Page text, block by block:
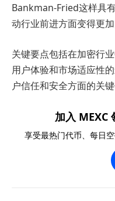
Bankman-Fried这样具
动行业前进方面变得更加
关键要点包括在加密行
用户体验和市场适应性
户信任和安全方面的关键
加入 MEXC
享受最热门代币、每日